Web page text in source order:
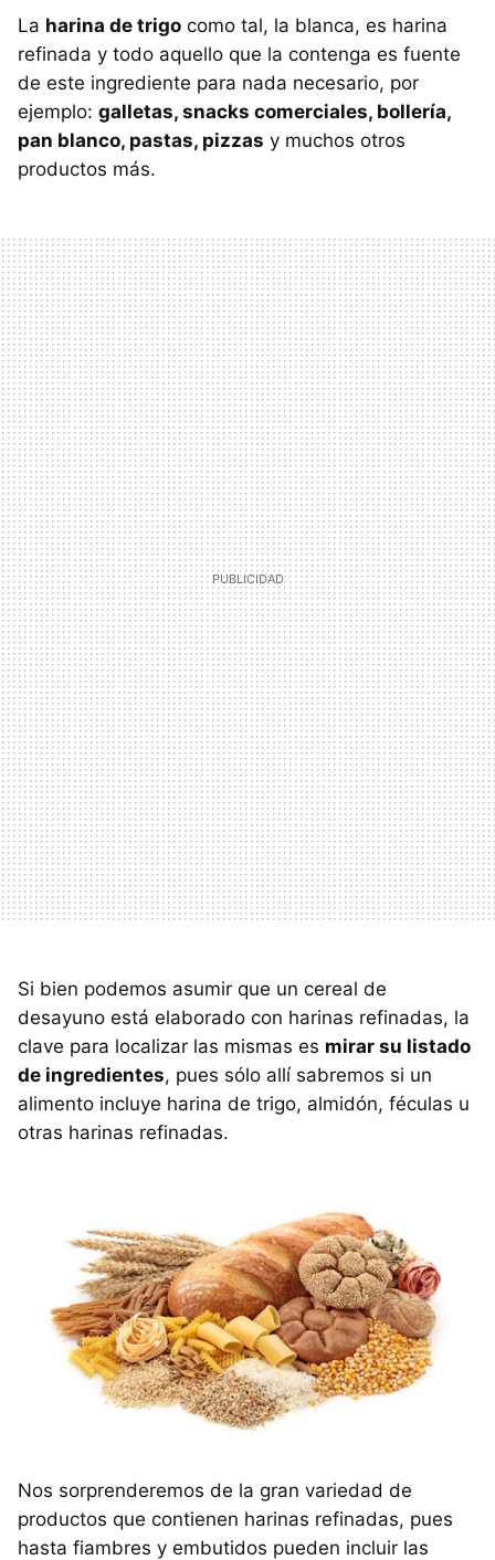
La harina de trigo como tal, la blanca, es harina
refinada y todo aquello que la contenga es fuente
de este ingrediente para nada necesario, por
ejemplo: galletas, snacks comerciales, bollería,
pan blanco, pastas, pizzas y muchos otros
productos más.
Si bien podemos asumir que un cereal de
desayuno está elaborado con harinas refinadas, la
clave para localizar las mismas es mirar su listado
de ingredientes, pues sólo allí sabremos si un
alimento incluye harina de trigo, almidón, féculas u
otras harinas refinadas.
Nos sorprenderemos de la gran variedad de
productos que contienen harinas refinadas, pues
hasta fiambres y embutidos pueden incluir las